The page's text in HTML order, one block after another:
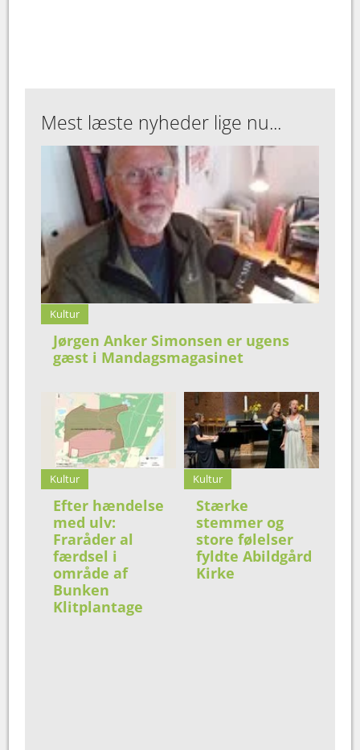
Mest læste nyheder lige nu...
Kultur
Jørgen Anker Simonsen er ugens
gæst i Mandagsmagasinet
Kultur
Efter hændelse
med ulv:
Fraråder al
færdsel i
område af
Bunken
Klitplantage
Kultur
Stærke
stemmer og
store følelser
fyldte Abildgård
Kirke